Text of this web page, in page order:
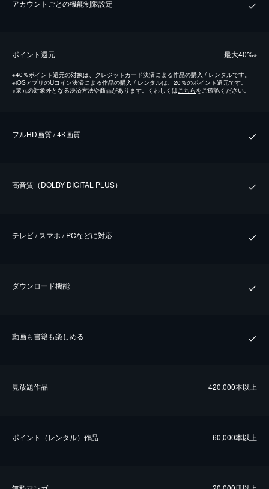
アカウントごとの機能制限設定
ポイント還元 最⼤40%※
※40％ポイント還元の対象は、クレジットカード決済による作品の購入 / レンタルです。
※iOSアプリのUコイン決済による作品の購入 / レンタルは、20％のポイント還元です。
※還元の対象外となる決済方法や商品があります。くわしくは こちらをご確認ください。
フルHD画質 / 4K画質
⾼⾳質（DOLBY DIGITAL PLUS）
テレビ / スマホ / PCなどに対応
ダウンロード機能
動画も書籍も楽しめる
⾒放題作品 420,000本以上
ポイント（レンタル）作品 60,000本以上